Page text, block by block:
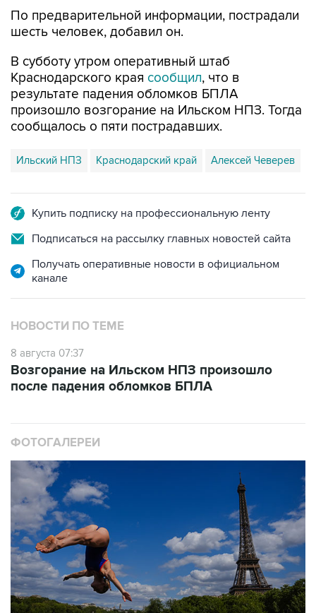
В субботу утром оперативный штаб
результате падения обломков БПЛА
произошло возгорание на Ильском НПЗ. Тогда
сообщалось о пяти пострадавших.
Ильский НПЗ Краснодарский край Алексей Чеверев
Подписаться на рассылку главных новостей сайта
Получать оперативные новости в официальном
НОВОСТИ ПО ТЕМЕ
8 августа 07:37
после падения обломков БПЛА
10